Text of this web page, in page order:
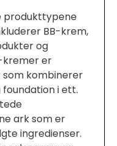
produkttypene
BB-krem,
og
kremer er
kombinerer
i ett.
ark som er
ingredienser.